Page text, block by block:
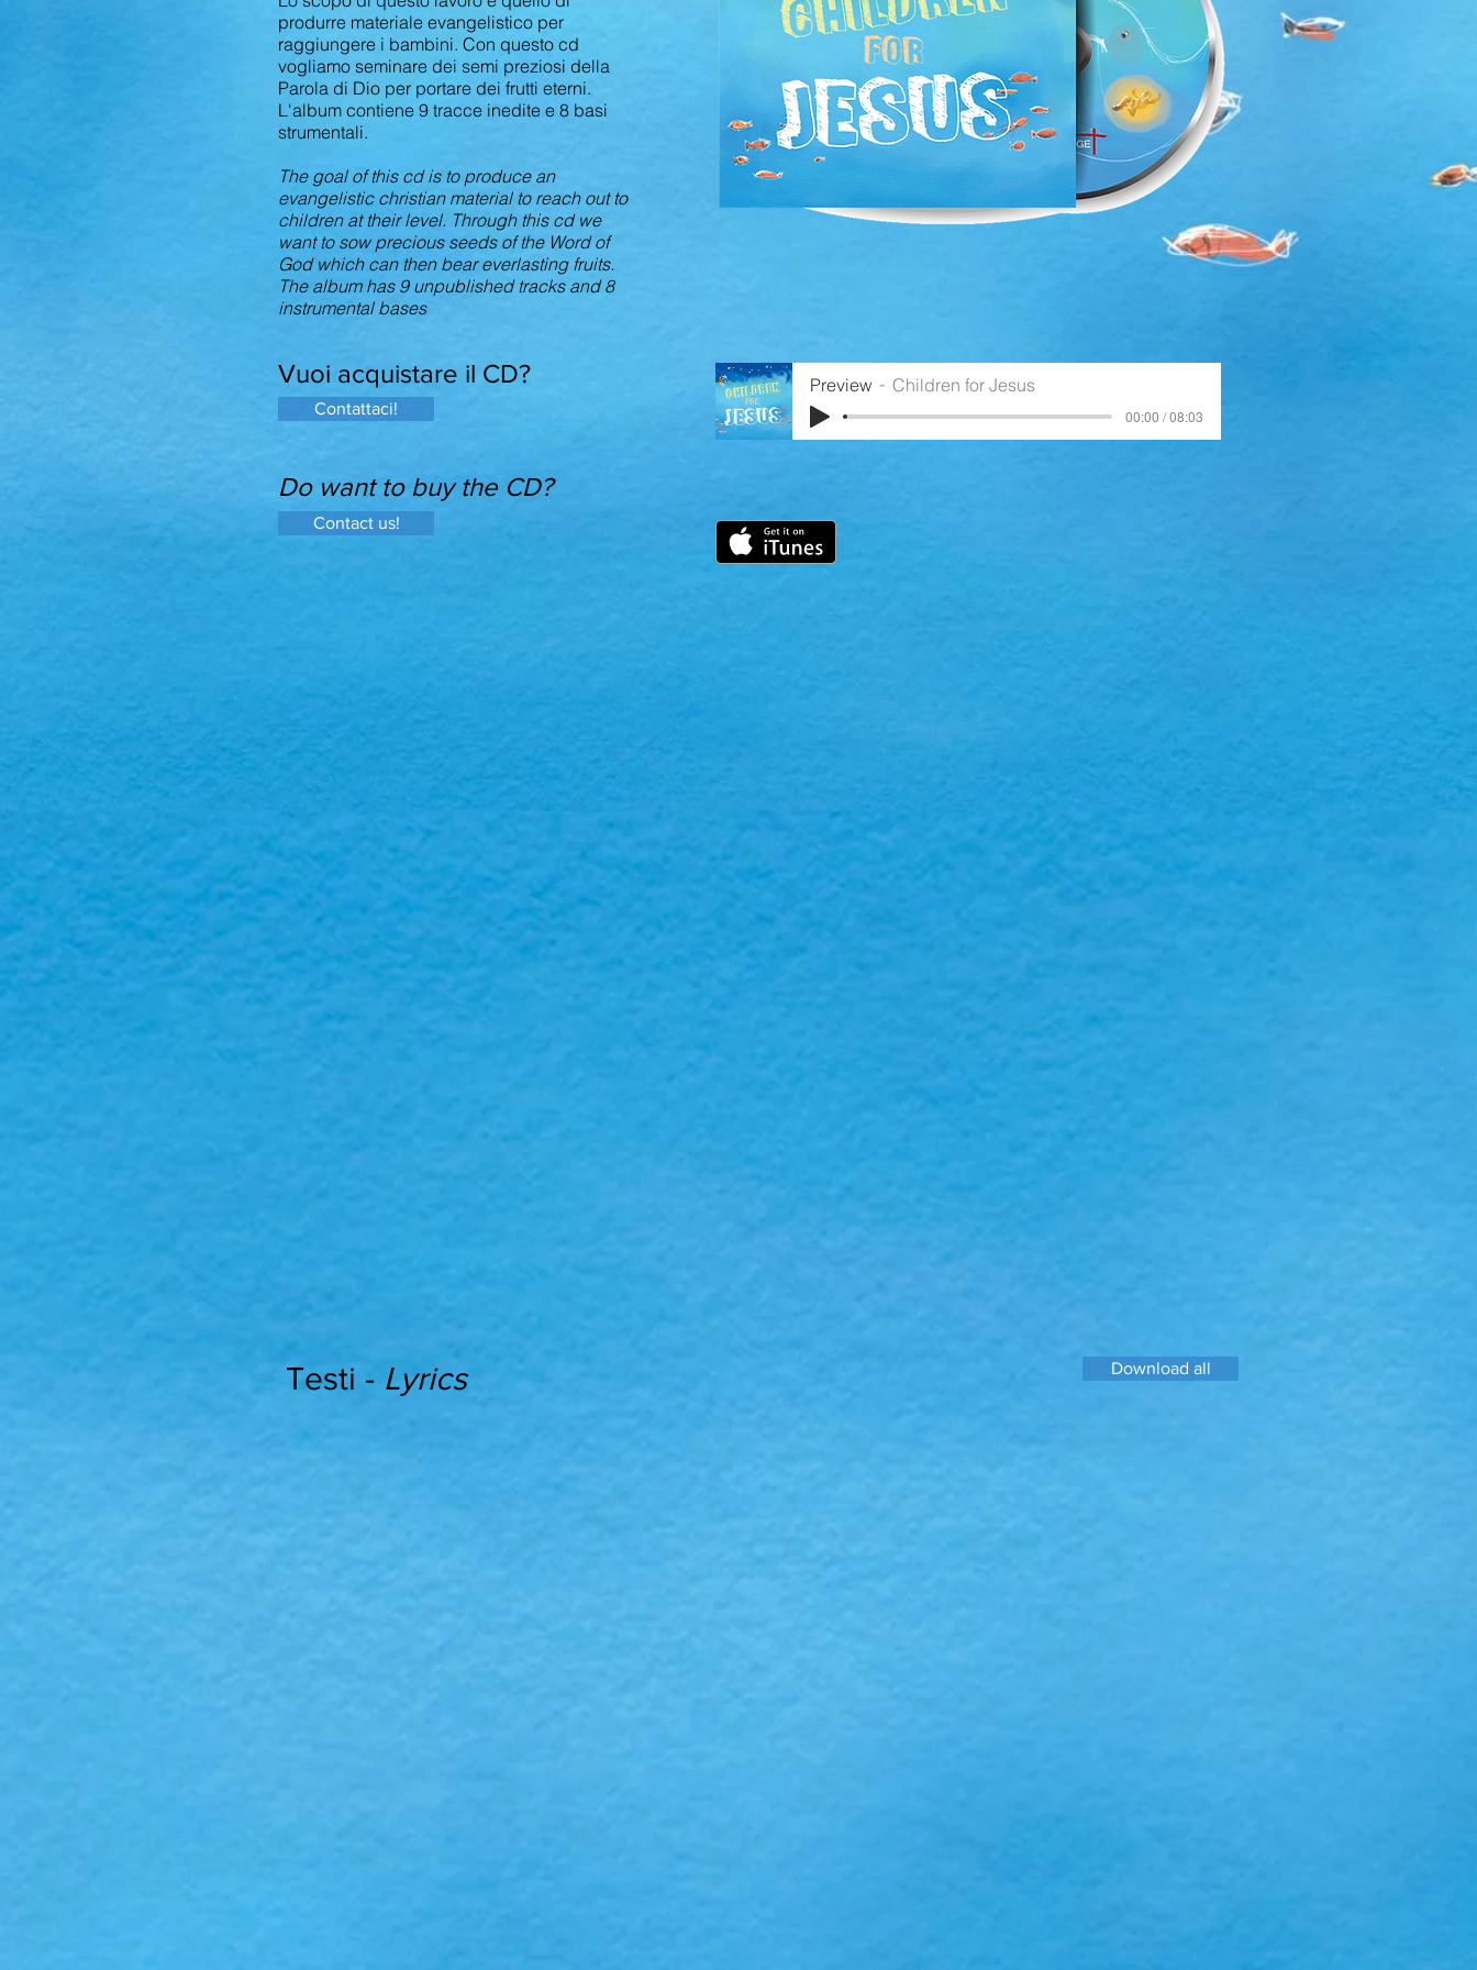
Preview Children for Jesus
00:00 / 08:03
Do want to buy the CD?
produrre materiale evangelistico per
raggiungere i bambini. Con questo cd
vogliamo seminare dei semi preziosi della
Parola di Dio per portare dei frutti eterni.
L'album contiene 9 tracce inedite e 8 basi
strumentali.
The goal of this cd is to produce an
evangelistic christian material to reach out to
children at their level. Through this cd we
want to sow precious seeds of the Word of
God which can then bear everlasting fruits.
The album has 9 unpublished tracks and 8
instrumental bases
Contattaci!
Contact us!
Vuoi acquistare il CD?
Testi - Lyrics Download all